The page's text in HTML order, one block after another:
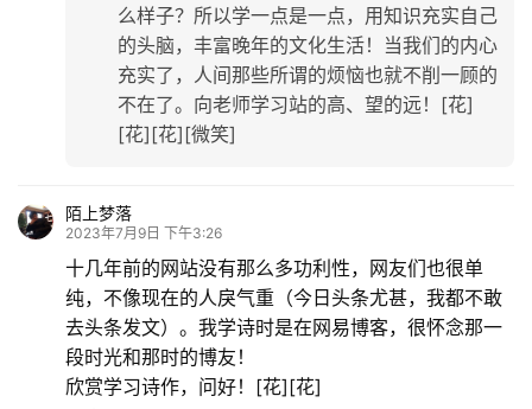
么样子？所以学一点是一点，用知识充实自己
的头脑，丰富晚年的文化生活！当我们的内心
充实了，人间那些所谓的烦恼也就不削一顾的
不在了。向老师学习站的高、望的远！[花]
[花][花][微笑]
陌上梦落
2023年7月9日 下午3:26
十几年前的网站没有那么多功利性，网友们也很单
纯，不像现在的人戾气重（今日头条尤甚，我都不敢
去头条发文）。我学诗时是在网易博客，很怀念那一
段时光和那时的博友！
欣赏学习诗作，问好！[花][花]